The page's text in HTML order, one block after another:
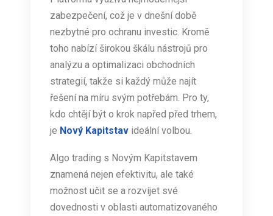
zabezpečení, což je v dnešní době
nezbytné pro ochranu investic. Kromě
toho nabízí širokou škálu nástrojů pro
analýzu a optimalizaci obchodních
strategií, takže si každý může najít
řešení na míru svým potřebám. Pro ty,
kdo chtějí být o krok napřed před trhem,
je Nový Kapitstav ideální volbou.
Algo trading s Novým Kapitstavem
znamená nejen efektivitu, ale také
možnost učit se a rozvíjet své
dovednosti v oblasti automatizovaného